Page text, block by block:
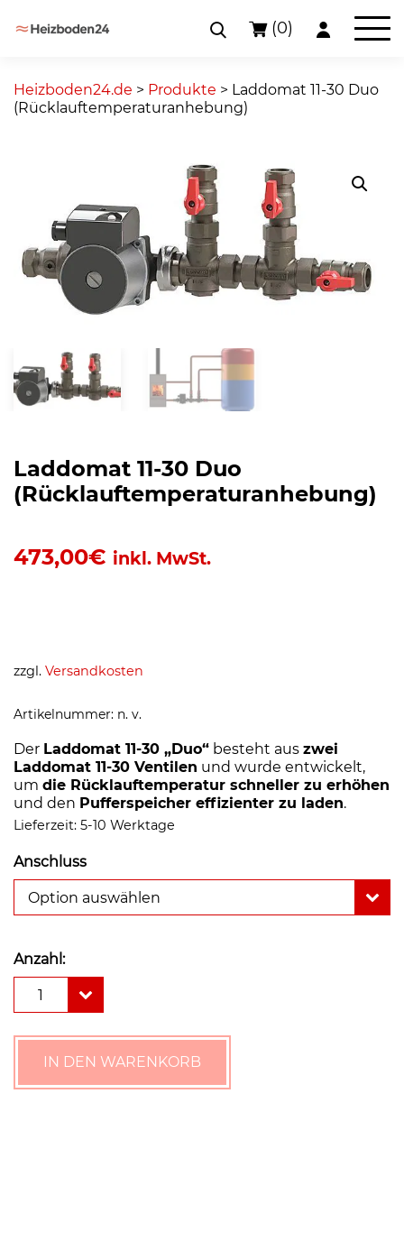
content
(0)
Heizboden24.de > Produkte > Laddomat 11-30 Duo
(Rücklauftemperaturanhebung)
Laddomat 11-30 Duo
(Rücklauftemperaturanhebung)
473,00€ inkl. MwSt.
zzgl. Versandkosten
Artikelnummer: n. v.
Der Laddomat 11-30 „Duo“ besteht aus zwei
Laddomat 11-30 Ventilen und wurde entwickelt,
um die Rücklauftemperatur schneller zu erhöhen
und den Pufferspeicher effizienter zu laden.
Lieferzeit: 5-10 Werktage
Anschluss
Option auswählen
Anzahl:
Duo
(Rücklauftemperaturanhebung)
1
IN DEN WARENKORB